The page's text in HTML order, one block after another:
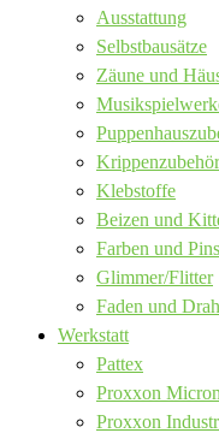
Ausstattung
Selbstbausätze
Zäune und
Krippenzubehör
Klebstoffe
Beizen und
Farben und
Glimmer/Flitter
Faden und
Werkstatt
Pattex
Proxxon
Proxxon